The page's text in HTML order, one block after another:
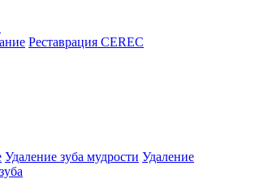
Реставрация CEREC
Удаление зуба мудрости Удаление